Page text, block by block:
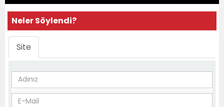
Neler Söylendi?
Site